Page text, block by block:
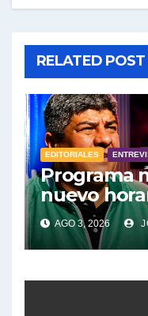
RELATED POST
EDITORIALES
Programa
nuevo
Pablo
las
en el Bucle
AGO 3, 2026